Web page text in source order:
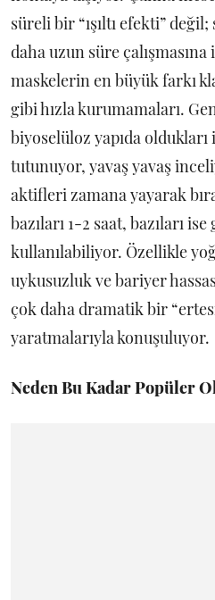
süreli bir “ışıltı efekti”
daha uzun süre
maskelerin en büyük farkı
gibi hızla kurumamaları.
biyoselüloz yapıda
tutunuyor, yavaş yavaş
aktifleri zamana yayarak
bazıları 1-2 saat, bazıları
kullanılabiliyor. Özellikle
uykusuzluk ve bariyer
çok daha dramatik bir
yaratmalarıyla konuşuluyor.
Neden Bu Kadar Popüler